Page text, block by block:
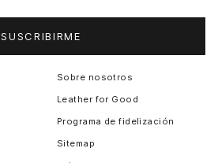
SUSCRIBIRME
Sobre nosotros
Leather for Good
Programa de fidelización
Sitemap